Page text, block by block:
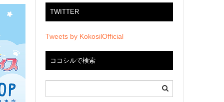
TWITTER
Tweets by KokosilOfficial
ココシルで検索